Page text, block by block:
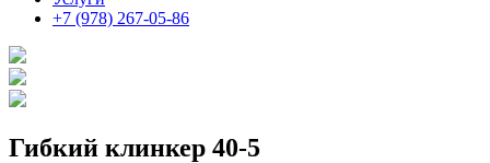
+7 (978) 267-05-86
Гибкий клинкер 40-5